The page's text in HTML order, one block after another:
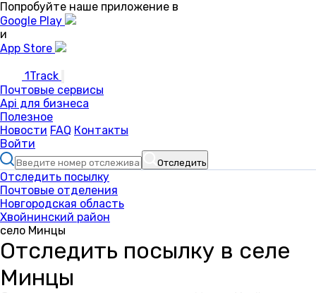
Попробуйте наше приложение в
Google Play
и
App Store
1Track
Почтовые сервисы
Api для бизнеса
Полезное
Новости FAQ Контакты
Войти
Отследить
Отследить посылку
Почтовые отделения
Новгородская область
Хвойнинский район
село Минцы
Отследить посылку в селе
Минцы